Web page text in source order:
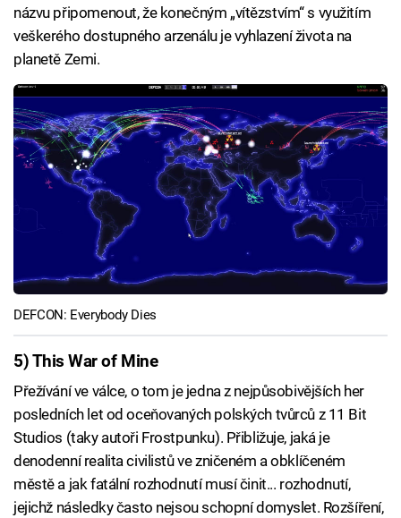
názvu připomenout, že konečným „vítězstvím“ s využitím
veškerého dostupného arzenálu je vyhlazení života na
planetě Zemi.
DEFCON: Everybody Dies
5) This War of Mine
Přežívání ve válce, o tom je jedna z nejpůsobivějších her
posledních let od oceňovaných polských tvůrců z 11 Bit
Studios (taky autoři Frostpunku). Přibližuje, jaká je
denodenní realita civilistů ve zničeném a obklíčeném
městě a jak fatální rozhodnutí musí činit... rozhodnutí,
jejichž následky často nejsou schopní domyslet. Rozšíření,